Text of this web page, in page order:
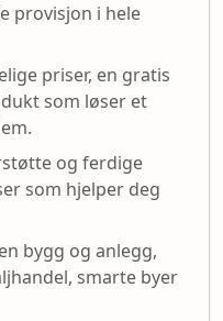
provisjon i hele
priser, en gratis
som løser et
og ferdige
som hjelper deg
bygg og anlegg,
smarte byer